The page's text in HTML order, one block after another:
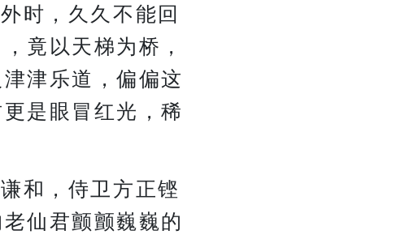
时，久久不能回
竟以天梯为桥，
津乐道，偏偏这
是眼冒红光，稀
和，侍卫方正铿
仙君颤颤巍巍的